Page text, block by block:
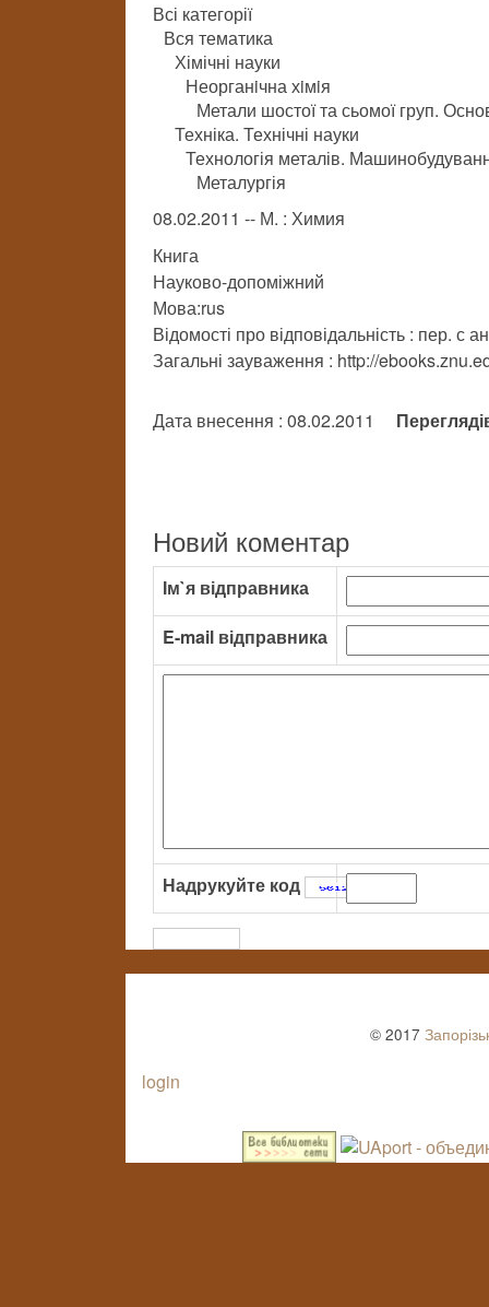
Всі категорії
Вся тематика
Хімічні науки
Неорганiчна хiмiя
Метали шостої та сьомої груп.
Техніка. Технічні науки
Технологія металів.
Металургія
08.02.2011 -- М. : Химия
Книга
Науково-допоміжний
Мова:rus
Відомості про відповідальність : пер.
Загальні зауваження : http://
Дата внесення : 08.02.2011
Новий коментар
Ім`я відправника
E-mail відправника
Надрукуйте код
© 2017
login